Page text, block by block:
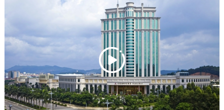
朴典雅，拥有各式客房403间，8间功能各异、设施齐全的宴
会及会议场所，中式和西式特色风情餐厅及包房，装修奢
华、规模宏大的KTV，以及健身房、室内外泳池、桌球室、
乒乓球室等康体健身场所，是宾客商务旅行、会议洽谈、休
闲居停的理想选择。